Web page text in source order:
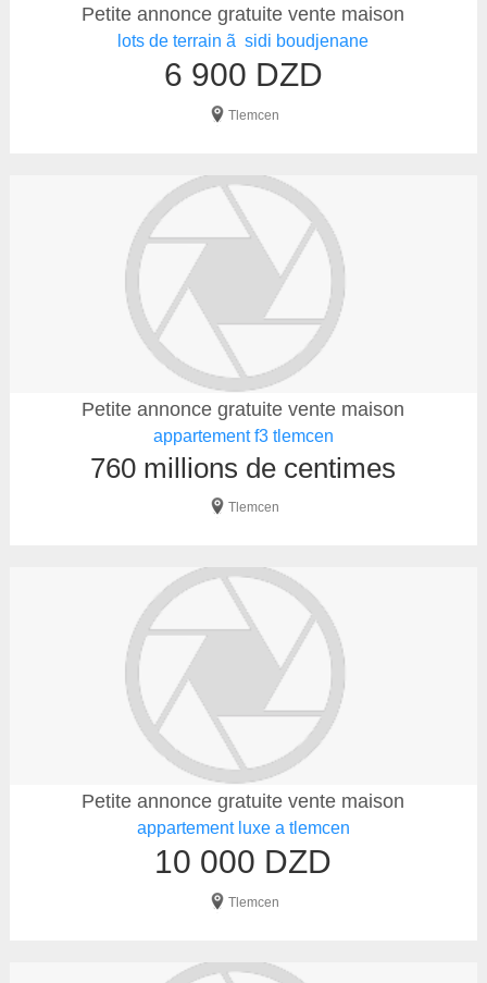
Petite annonce gratuite vente maison
lots de terrain ã sidi boudjenane
6 900 DZD
Tlemcen
Petite annonce gratuite vente maison
appartement f3 tlemcen
760 millions de centimes
Tlemcen
Petite annonce gratuite vente maison
appartement luxe a tlemcen
10 000 DZD
Tlemcen